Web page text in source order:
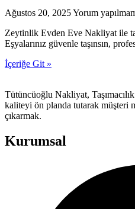
Ağustos 20, 2025Yorum
Zeytinlik Evden Eve Nakliyat ile
Eşyalarınız güvenle taşınsın,
İçeriğe Git »
Tütüncüoğlu Nakliyat,
kaliteyi ön planda tutarak müşteri
çıkarmak.
Kurumsal